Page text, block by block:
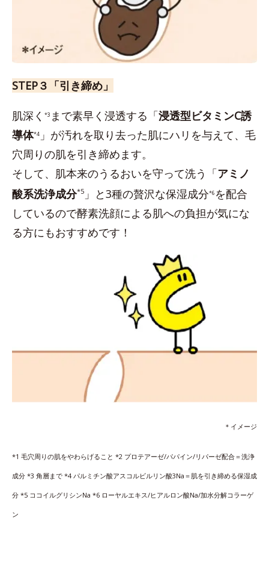
STEP３「引き締め」
肌深く *3 まで素早く浸透する「浸透型ビタミンC誘
導体*4 」が汚れを取り去った肌にハリを与えて、毛
穴周りの肌を引き締めます。
そして、肌本来のうるおいを守って洗う「アミノ
酸系洗浄成分*5 」と3種の贅沢な保湿成分*6 を配合
しているので酵素洗顔による肌への負担が気にな
る方にもおすすめです！
＊イメージ
*1 毛穴周りの肌をやわらげること *2 プロテアーゼ/パパイン/リパーゼ配合＝洗浄
成分 *3 角層まで *4 パルミチン酸アスコルビルリン酸3Na＝肌を引き締める保湿成
分 *5 ココイルグリシンNa *6 ローヤルエキス/ヒアルロン酸Na/加水分解コラーゲ
ン